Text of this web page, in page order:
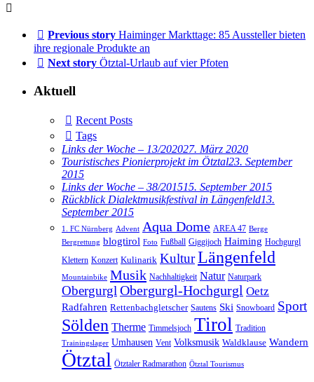
Previous story Haiminger Markttage: 85 Aussteller bieten
ihre regionale Produkte an
Next story Ötztal-Urlaub auf vier Pfoten
Aktuell
Recent Posts
Tags
Links der Woche – 13/202027. März 2020
Touristisches Pionierprojekt im Ötztal23. September
2015
Links der Woche – 38/201515. September 2015
Rückblick Dialektmusikfestival in Längenfeld13.
September 2015
1. FC Nürnberg Advent Aqua Dome AREA 47 Berge
Bergrettung blogtirol Foto Fußball Giggijoch Haiming Hochgurgl
Klettern Konzert Kulinarik KulturLängenfeld
Mountainbike Musik Nachhaltigkeit Natur Naturpark
Obergurgl Obergurgl-Hochgurgl Oetz
Radfahren Rettenbachgletscher Sautens Ski Snowboard Sport
Sölden Therme Timmelsjoch Tirol Tradition
Trainingslager Umhausen Vent Volksmusik Waldklause Wandern
Ötztal Ötztaler Radmarathon Ötztal Tourismus